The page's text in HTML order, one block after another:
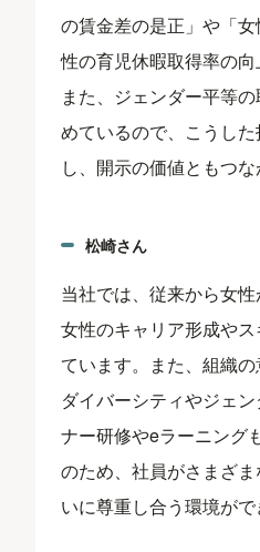
の賃金差の是正」や「
性の育児休暇取得率の向
また、ジェンダー平等
めているので、こうし
し、開示の価値ともつな
松崎さん
当社では、従来から女性
女性のキャリア形成や
ています。また、組織の
ダイバーシティやジェ
ナー研修やeラーニング
のため、社員がさまざ
いに尊重し合う環境がで